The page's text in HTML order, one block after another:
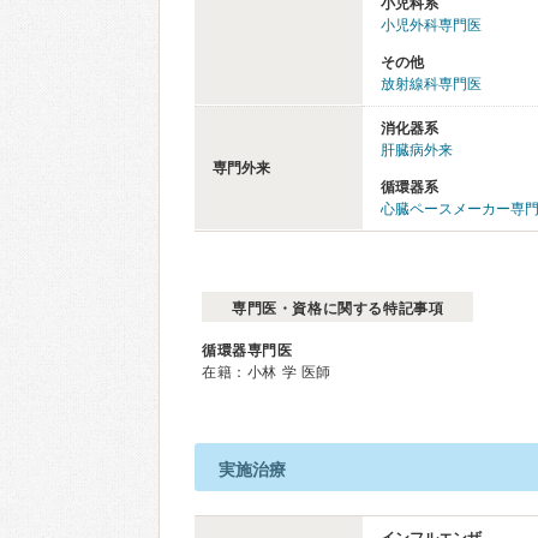
小児科系
小児外科専門医
その他
放射線科専門医
専門外来
消化器系
肝臓病外来
循環器系
心臓ペースメーカー専
専門医・資格に関する特記事項
循環器専門医
在籍：小林 学 医師
実施治療